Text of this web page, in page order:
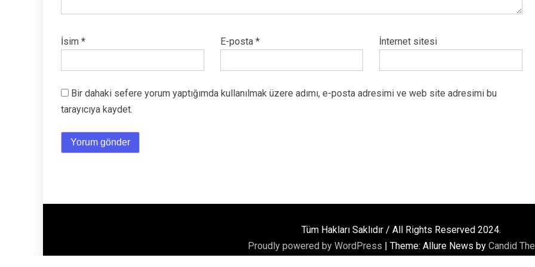
İsim * E-posta * İnternet sitesi
Bir dahaki sefere yorum yaptığımda kullanılmak üzere adımı, e-posta adresimi ve web site adresimi bu
tarayıcıya kaydet.
Tüm Hakları Saklıdır / All Rights Reserved 2024.
Proudly powered by WordPress
Theme: Allure News by Candid